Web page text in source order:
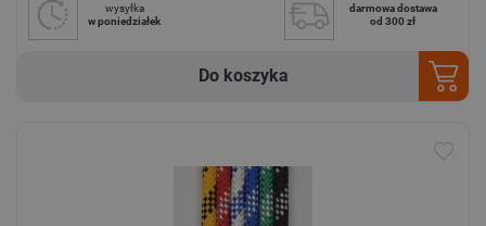
wysyłka
w poniedziałek
darmowa dostawa
od 300 zł
Do koszyka